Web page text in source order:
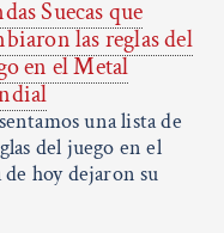
Suecas que
las reglas del
en el Metal
una lista de
del juego en el
hoy dejaron su